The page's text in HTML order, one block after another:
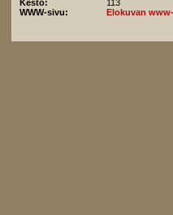
Kesto:
113
WWW-sivu:
Elokuvan